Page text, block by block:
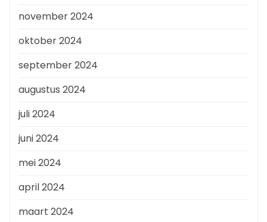
november 2024
oktober 2024
september 2024
augustus 2024
juli 2024
juni 2024
mei 2024
april 2024
maart 2024